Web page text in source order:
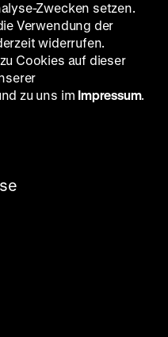
vorantreibt,
Putzfrau beim
der DDR-Bürger, die
und sich mehr oder
haben.
die Begegnung mit
dem Hamburger
Liebe beginnt,
schon früh
Bürgermeister ist in
Schreibtisch liegt
mal ins
kippen. Der
weicht schrillen,
zuletzt als Ausdruck
über die
verstanden
Hauptrolle spielt
Fünfzig“. Damit
Zwecken setzen.
Verwendung der
widerrufen.
Cookies auf dieser
zu uns im Impressum.